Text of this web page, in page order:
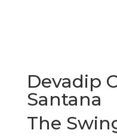
Devadip
Santana
The